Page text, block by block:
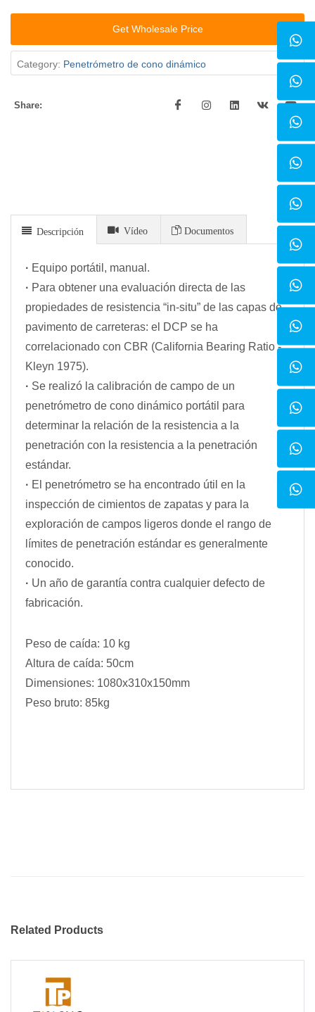
Get Wholesale Price
Category: Penetrómetro de cono dinámico
Share:
Descripción Vídeo Documentos
· Equipo portátil, manual.
· Para obtener una evaluación directa de las
propiedades de resistencia “in-situ” de las capas de
pavimento de carreteras: el DCP se ha
correlacionado con CBR (California Bearing Ratio -
Kleyn 1975).
· Se realizó la calibración de campo de un
penetrómetro de cono dinámico portátil para
determinar la relación de la resistencia a la
penetración con la resistencia a la penetración
estándar.
· El penetrómetro se ha encontrado útil en la
inspección de cimientos de zapatas y para la
exploración de campos ligeros donde el rango de
límites de penetración estándar es generalmente
conocido.
· Un año de garantía contra cualquier defecto de
fabricación.
Peso de caída: 10 kg
Altura de caída: 50cm
Dimensiones: 1080x310x150mm
Peso bruto: 85kg
Related Products